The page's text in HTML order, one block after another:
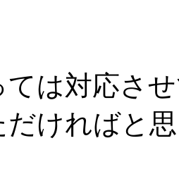
ては対応さ
だければと